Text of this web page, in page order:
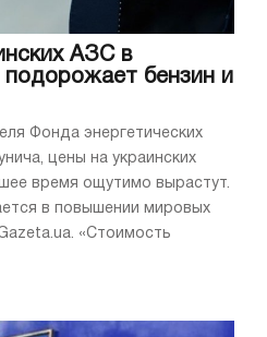
АЗС в
бензин и
Фонда энергетических
цены на украинских
время ощутимо вырастут.
в повышении мировых
«Стоимость